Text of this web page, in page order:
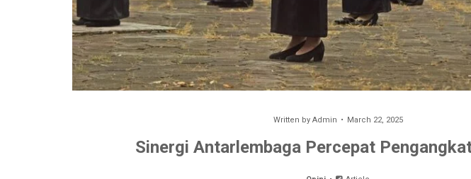
Written by Admin March 22, 2025
Sinergi Antarlembaga Percepat